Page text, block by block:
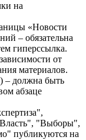
на
«Новости
– обязательна
гиперссылка.
от
материалов.
– должна быть
абзаце
"Выборы",
публикуются на